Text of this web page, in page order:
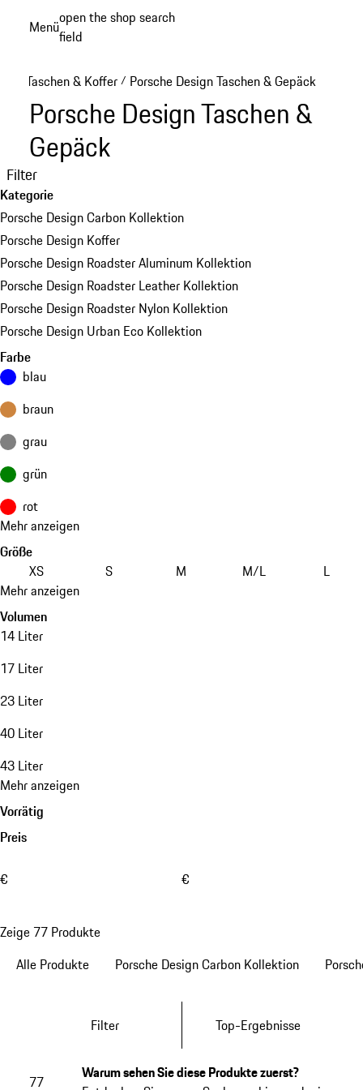
Hauptinhalt
Menüopen the shop search
field
Taschen & Koffer / Porsche Design Taschen & Gepäck
Porsche Design Taschen &
Gepäck
Filter
Kategorie
Porsche Design Carbon Kollektion
Porsche Design Koffer
Porsche Design Roadster Aluminum Kollektion
Porsche Design Roadster Leather Kollektion
Porsche Design Roadster Nylon Kollektion
Porsche Design Urban Eco Kollektion
Farbe
blau
braun
grau
grün
rot
Mehr anzeigen
Größe
XS
S M M/L
L
Mehr anzeigen
Volumen
14 Liter
17 Liter
23 Liter
40 Liter
43 Liter
Mehr anzeigen
Vorrätig
Preis
€ €
Zeige 77 Produkte
Alle Produkte
Porsche Design Carbon Kollektion
Filter Top-Ergebnisse
77
Warum sehen Sie diese Produkte zuerst?